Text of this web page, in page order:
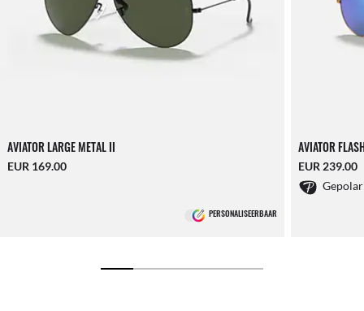
AVIATOR LARGE METAL II
EUR 169.00
PERSONALISEERBAAR
AVIATOR
EUR 239.00